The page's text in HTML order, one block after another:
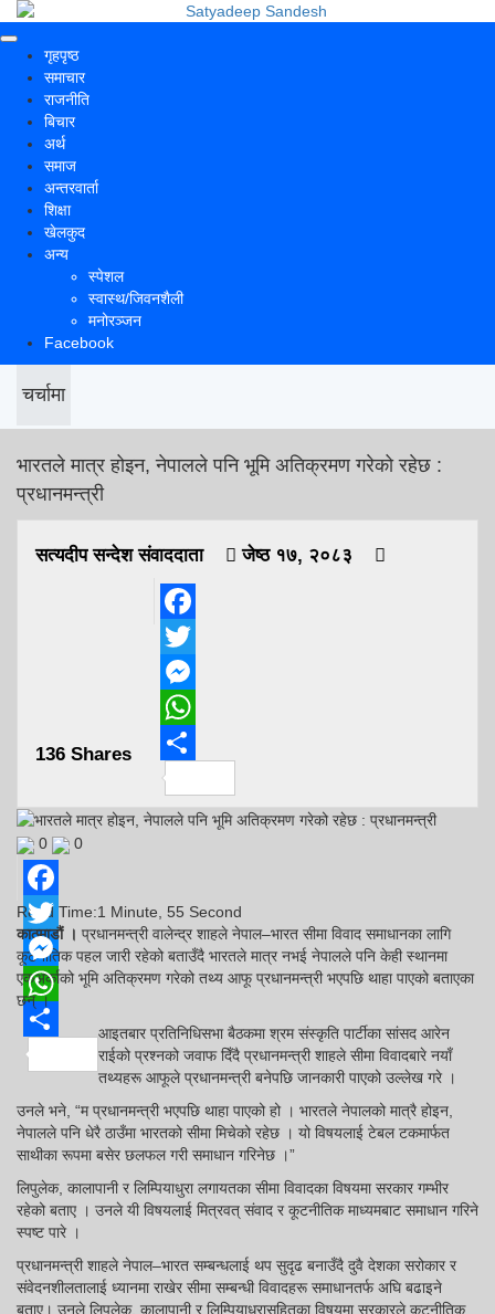
गृहपृष्ठ
समाचार
राजनीति
बिचार
अर्थ
समाज
अन्तरवार्ता
शिक्षा
खेलकुद
अन्य
स्पेशल
स्वास्थ/जिवनशैली
मनोरञ्जन
Facebook
चर्चामा
भारतले मात्र होइन, नेपालले पनि भूमि अतिक्रमण गरेको रहेछ :
प्रधानमन्त्री
सत्यदीप सन्देश संवाददाता जेष्ठ १७, २०८३
136 Shares
Facebook
Twitter
Messenger
WhatsApp
0 0
Facebook
Twitter
Messenger
WhatsApp
Share
Read Time:1 Minute, 55 Second
काठमाडौं । प्रधानमन्त्री वालेन्द्र शाहले नेपाल–भारत सीमा विवाद समाधानका लागि
कूटनीतिक पहल जारी रहेको बताउँदै भारतले मात्र नभई नेपालले पनि केही स्थानमा
एकअर्काको भूमि अतिक्रमण गरेको तथ्य आफू प्रधानमन्त्री भएपछि थाहा पाएको बताएका
छन् ।
आइतबार प्रतिनिधिसभा बैठकमा श्रम संस्कृति पार्टीका सांसद आरेन
राईको प्रश्नको जवाफ दिँदै प्रधानमन्त्री शाहले सीमा विवादबारे नयाँ
तथ्यहरू आफूले प्रधानमन्त्री बनेपछि जानकारी पाएको उल्लेख गरे ।
उनले भने, “म प्रधानमन्त्री भएपछि थाहा पाएको हो । भारतले नेपालको मात्रै होइन,
नेपालले पनि धेरै ठाउँमा भारतको सीमा मिचेको रहेछ । यो विषयलाई टेबल टकमार्फत
साथीका रूपमा बसेर छलफल गरी समाधान गरिनेछ ।”
लिपुलेक, कालापानी र लिम्पियाधुरा लगायतका सीमा विवादका विषयमा सरकार गम्भीर
रहेको बताए । उनले यी विषयलाई मित्रवत् संवाद र कूटनीतिक माध्यमबाट समाधान गरिने
स्पष्ट पारे ।
प्रधानमन्त्री शाहले नेपाल–भारत सम्बन्धलाई थप सुदृढ बनाउँदै दुवै देशका सरोकार र
संवेदनशीलतालाई ध्यानमा राखेर सीमा सम्बन्धी विवादहरू समाधानतर्फ अघि बढाइने
बताए। उनले लिपुलेक, कालापानी र लिम्पियाधुरासहितका विषयमा सरकारले कूटनीतिक